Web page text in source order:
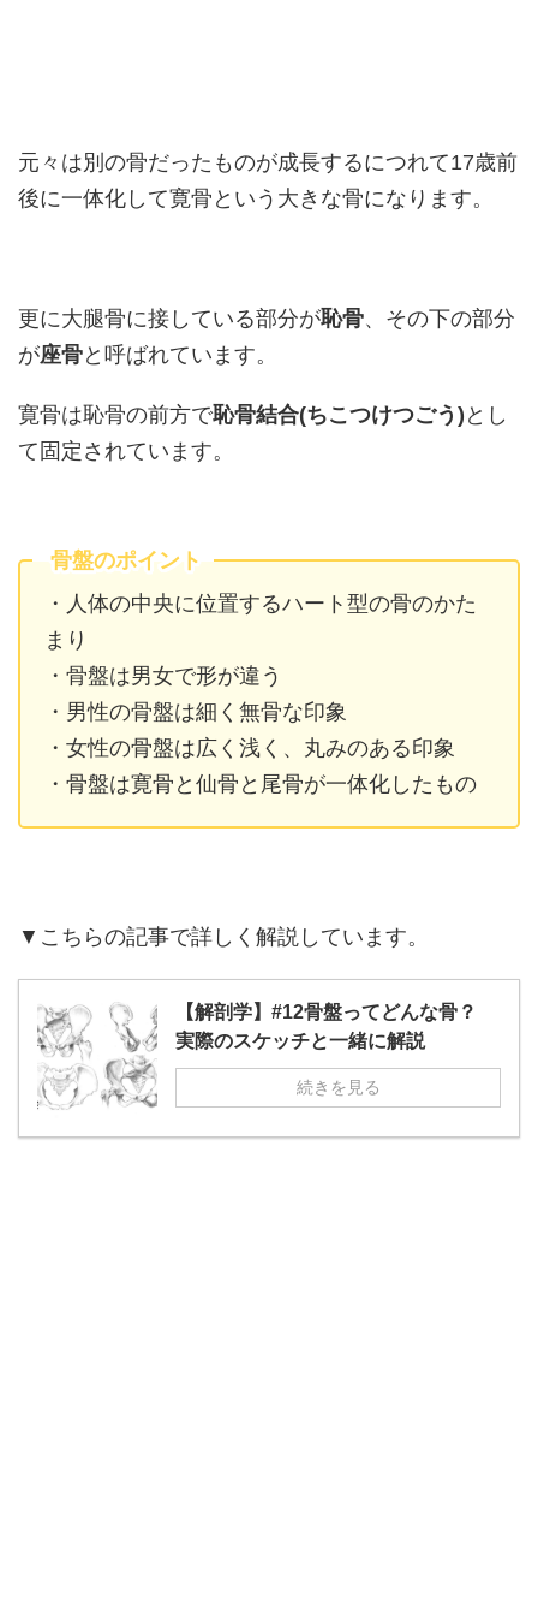
元々は別の骨だったものが成長するにつれて17歳前
後に一体化して寛骨という大きな骨になります。
更に大腿骨に接している部分が恥骨、その下の部分
が座骨と呼ばれています。
寛骨は恥骨の前方で恥骨結合(ちこつけつごう) とし
て固定されています。
骨盤のポイント
・人体の中央に位置するハート型の骨のかた
まり
・骨盤は男女で形が違う
・男性の骨盤は細く無骨な印象
・女性の骨盤は広く浅く、丸みのある印象
・骨盤は寛骨と仙骨と尾骨が一体化したもの
▼こちらの記事で詳しく解説しています。
【解剖学】#12骨盤ってどんな骨？
実際のスケッチと一緒に解説
続きを見る